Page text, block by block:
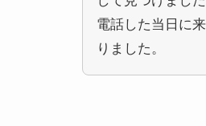
電話した当日に
りました。